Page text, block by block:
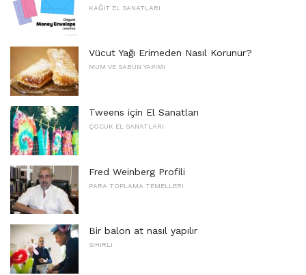
KAĞIT EL SANATLARI
Vücut Yağı Erimeden Nasıl Korunur?
MUM VE SABUN YAPIMI
Tweens için El Sanatları
ÇOCUK EL SANATLARI
Fred Weinberg Profili
PARA TOPLAMA TEMELLERI
Bir balon at nasıl yapılır
SIHIRLI